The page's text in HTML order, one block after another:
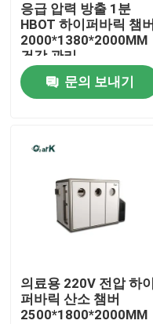
집
우리에 대하여
품질 관리
응급 압력 방출 1분
HBOT 하이퍼바릭 챔버
2000*1380*2000MM
건강 관리
문의 보내기
의료용 220V 전압 하이
퍼바릭 산소 챔버
2500*1800*2000MM